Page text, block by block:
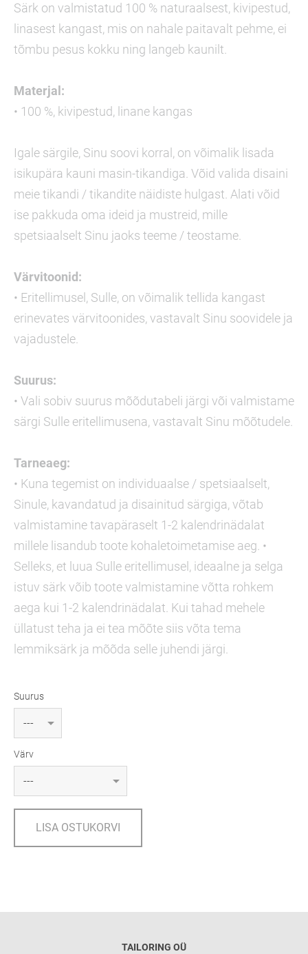
Särk on valmistatud 100 % naturaalsest, kivipestud,
linasest kangast, mis on nahale paitavalt pehme, ei
tõmbu pesus kokku ning langeb kaunilt.
Materjal:
• 100 %, kivipestud, linane kangas
Igale särgile, Sinu soovi korral, on võimalik lisada
isikupära kauni masin-tikandiga. Võid valida disaini
meie tikandi / tikandite näidiste hulgast. Alati võid
ise pakkuda oma ideid ja mustreid, mille
spetsiaalselt Sinu jaoks teeme / teostame.
Värvitoonid:
• Eritellimusel, Sulle, on võimalik tellida kangast
erinevates värvitoonides, vastavalt Sinu soovidele ja
vajadustele.
Suurus:
• Vali sobiv suurus mõõdutabeli järgi või valmistame
särgi Sulle eritellimusena, vastavalt Sinu mõõtudele.
Tarneaeg:
• Kuna tegemist on individuaalse / spetsiaalselt,
Sinule, kavandatud ja disainitud särgiga, võtab
valmistamine tavapäraselt 1-2 kalendrinädalat
millele lisandub toote kohaletoimetamise aeg. •
Selleks, et luua Sulle eritellimusel, ideaalne ja selga
istuv särk võib toote valmistamine võtta rohkem
aega kui 1-2 kalendrinädalat. Kui tahad mehele
üllatust teha ja ei tea mõõte siis võta tema
lemmiksärk ja mõõda selle juhendi järgi.
Suurus
Värv
LISA OSTUKORVI
TAILORING OÜ